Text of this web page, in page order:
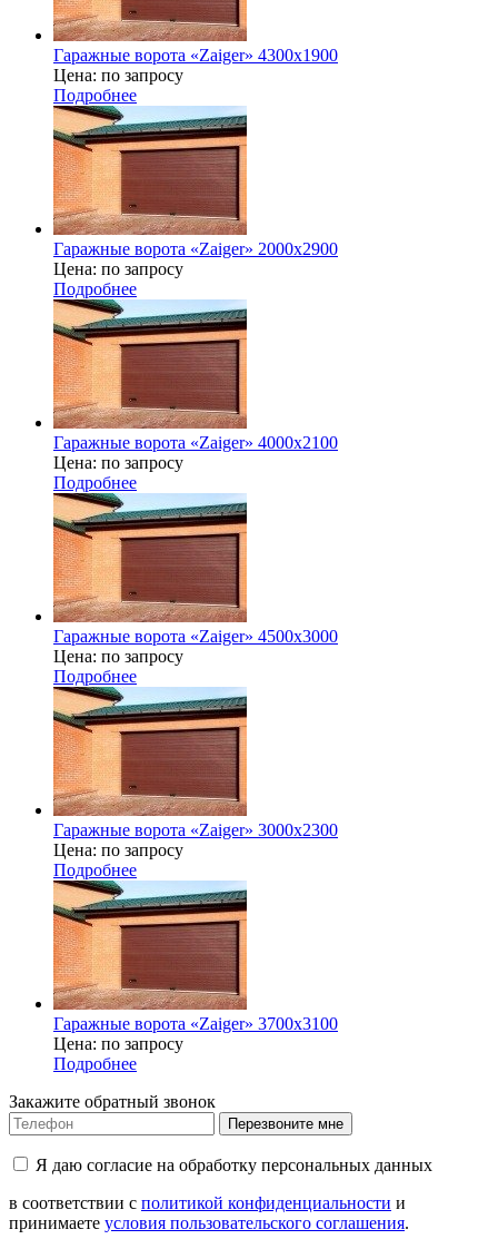
Гаражные ворота «Zaiger» 4300х1900
Цена: по запросу
Подробнее
Гаражные ворота «Zaiger» 2000x2900
Цена: по запросу
Подробнее
Гаражные ворота «Zaiger» 4000х2100
Цена: по запросу
Подробнее
Гаражные ворота «Zaiger» 4500x3000
Цена: по запросу
Подробнее
Гаражные ворота «Zaiger» 3000х2300
Цена: по запросу
Подробнее
Гаражные ворота «Zaiger» 3700x3100
Цена: по запросу
Подробнее
Закажите обратный звонок
Перезвоните мне
Я даю согласие на обработку персональных данных
в соответствии с политикой конфиденциальности и
принимаете условия пользовательского соглашения.